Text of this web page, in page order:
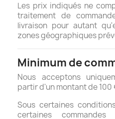
Les prix indiqués ne
traitement de
livraison pour autant
zones géographiques
Minimum de
Nous acceptons
partir d'un montant de 100
Sous certaines
certaines